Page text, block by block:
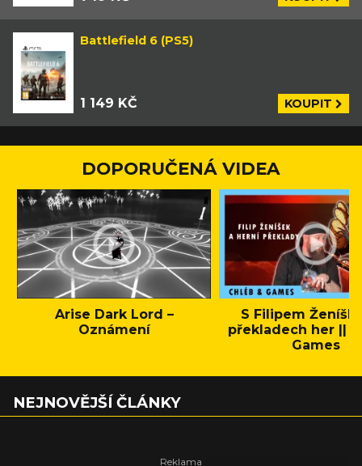
Battlefield 6 (PS5)
1 149 KČ KOUPIT
DOPORUČENÁ VIDEA
Arise Dark Lord –
Oznámení
S Filipem
překladech her ||
Games
NEJNOVĚJŠÍ ČLÁNKY